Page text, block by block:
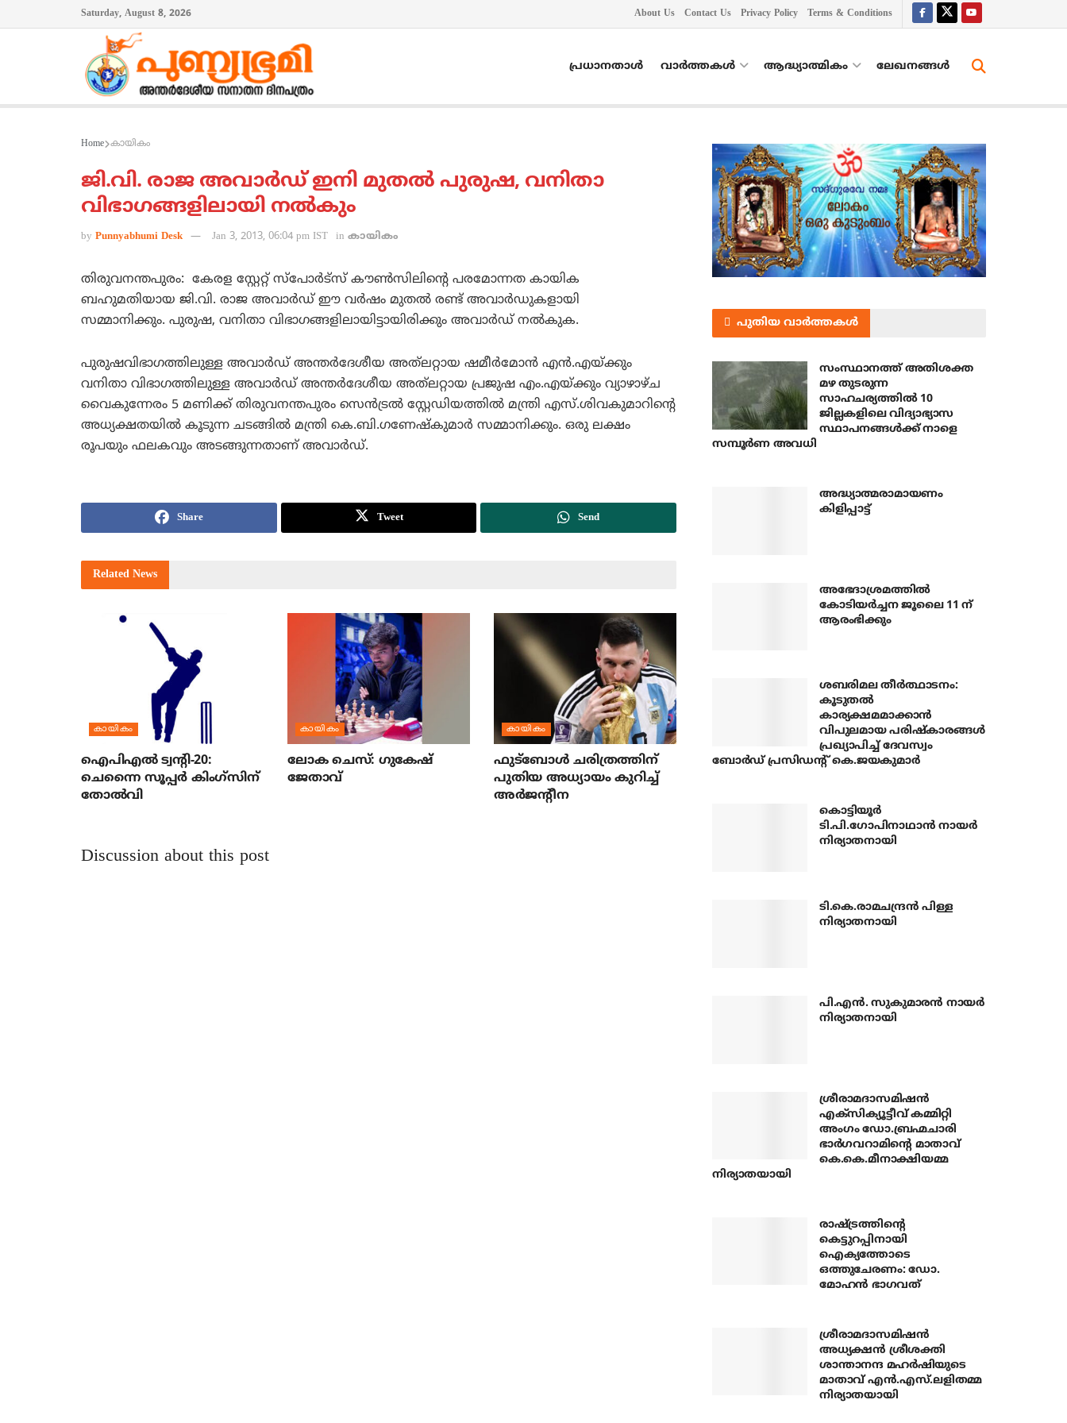
Saturday, August 8, 2026 About Us Contact Us Privacy Policy Terms & Conditions
പ്രധാനതാൾ വാർത്തകൾ ആദ്ധ്യാത്മികം ലേഖനങ്ങള്‍
Home കായികം
ജി.വി. രാജ അവാര്‍ഡ് ഇനി മുതല്‍ പുരുഷ, വനിതാ
വിഭാഗങ്ങളിലായി നല്‍കും
by Punnyabhumi Desk Jan 3, 2013, 06:04 pm IST in കായികം
തിരുവനന്തപുരം: കേരള സ്റ്റേറ്റ് സ്‌പോര്‍ട്‌സ് കൗണ്‍സിലിന്റെ പരമോന്നത കായിക
ബഹുമതിയായ ജി.വി. രാജ അവാര്‍ഡ് ഈ വര്‍ഷം മുതല്‍ രണ്ട് അവാര്‍ഡുകളായി
സമ്മാനിക്കും. പുരുഷ, വനിതാ വിഭാഗങ്ങളിലായിട്ടായിരിക്കും അവാര്‍ഡ് നല്‍കുക.
പുരുഷവിഭാഗത്തിലുള്ള അവാര്‍ഡ് അന്തര്‍ദേശീയ അത്‌ലറ്റായ ഷമീര്‍മോന്‍ എന്‍.എയ്ക്കും
വനിതാ വിഭാഗത്തിലുള്ള അവാര്‍ഡ് അന്തര്‍ദേശീയ അത്‌ലറ്റായ പ്രജുഷ എം.എയ്ക്കും വ്യാഴാഴ്ച
വൈകുന്നേരം 5 മണിക്ക് തിരുവനന്തപുരം സെന്‍ട്രല്‍ സ്റ്റേഡിയത്തില്‍ മന്ത്രി എസ്.ശിവകുമാറിന്റെ
അധ്യക്ഷതയില്‍ കൂടുന്ന ചടങ്ങില്‍ മന്ത്രി കെ.ബി.ഗണേഷ്‌കുമാര്‍ സമ്മാനിക്കും. ഒരു ലക്ഷം
രൂപയും ഫലകവും അടങ്ങുന്നതാണ് അവാര്‍ഡ്.
Share Tweet Send
Related News
കായികം
ഐപിഎല്‍ ട്വന്റി-20:
ചെന്നൈ സൂപ്പര്‍ കിംഗ്‌സിന്
തോല്‍വി
കായികം
ലോക ചെസ്: ഗുകേഷ്
ജേതാവ്
കായികം
ഫുട്‌ബോള്‍ ചരിത്രത്തിന്
പുതിയ അധ്യായം കുറിച്ച്
അര്‍ജന്റീന
Discussion about this post
പുതിയ വാർത്തകൾ
സംസ്ഥാനത്ത് അതിശക്ത
മഴ തുടരുന്ന
സാഹചര്യത്തിൽ 10
ജില്ലകളിലെ വിദ്യാഭ്യാസ
സ്ഥാപനങ്ങൾക്ക് നാളെ
സമ്പൂർണ അവധി
അദ്ധ്യാത്മരാമായണം
കിളിപ്പാട്ട്
അഭേദാശ്രമത്തില്‍
കോടിയര്‍ച്ചന ജൂലൈ 11 ന്
ആരംഭിക്കും
ശബരിമല തീര്‍ത്ഥാടനം:
കൂടുതല്‍
കാര്യക്ഷമമാക്കാന്‍
വിപുലമായ പരിഷ്‌കാരങ്ങള്‍
പ്രഖ്യാപിച്ച് ദേവസ്വം
ബോര്‍ഡ് പ്രസിഡന്റ് കെ.ജയകുമാര്‍
കൊട്ടിയൂര്‍
ടി.പി.ഗോപിനാഥാന്‍ നായര്‍
നിര്യാതനായി
ടി.കെ.രാമചന്ദ്രന്‍ പിള്ള
നിര്യാതനായി
പി.എന്‍. സുകുമാരന്‍ നായര്‍
നിര്യാതനായി
ശ്രീരാമദാസമിഷന്‍
എക്‌സിക്യൂട്ടീവ് കമ്മിറ്റി
അംഗം ഡോ.ബ്രഹ്മചാരി
ഭാര്‍ഗവറാമിന്റെ മാതാവ്
കെ.കെ.മീനാക്ഷിയമ്മ
നിര്യാതയായി
രാഷ്ട്രത്തിന്റെ
കെട്ടുറപ്പിനായി
ഐക്യത്തോടെ
ഒത്തുചേരണം: ഡോ.
മോഹന്‍ ഭാഗവത്
ശ്രീരാമദാസമിഷന്‍
അധ്യക്ഷന്‍ ശ്രീശക്തി
ശാന്താനന്ദ മഹര്‍ഷിയുടെ
മാതാവ് എന്‍.എസ്.ലളിതമ്മ
നിര്യാതയായി